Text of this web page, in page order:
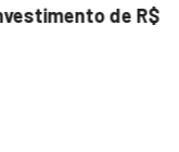
R$ 110...